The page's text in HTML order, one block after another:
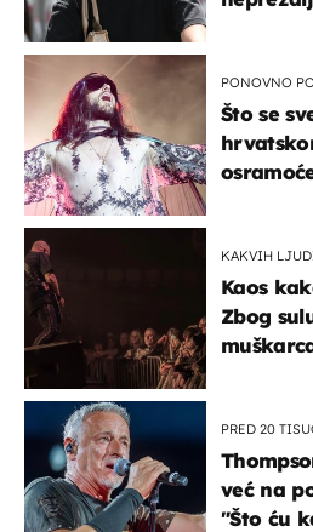
PONOVNO
Što se
KAKVIH
Kaos
Zbog
PRED 20
već na
"Što ću